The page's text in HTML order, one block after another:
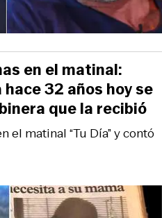
el matinal “Tu Día” y contó
en el matinal:
32 años hoy se
que la recibió